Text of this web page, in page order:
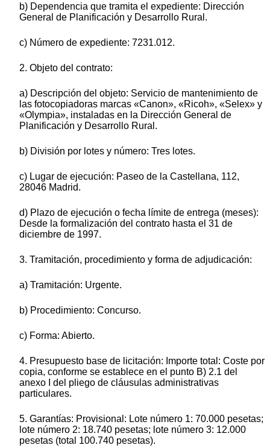
b) Dependencia que tramita el expediente: Dirección
General de Planificación y Desarrollo Rural.
c) Número de expediente: 7231.012.
2. Objeto del contrato:
a) Descripción del objeto: Servicio de mantenimiento de
las fotocopiadoras marcas «Canon», «Ricoh», «Selex» y
«Olympia», instaladas en la Dirección General de
Planificación y Desarrollo Rural.
b) División por lotes y número: Tres lotes.
c) Lugar de ejecución: Paseo de la Castellana, 112,
28046 Madrid.
d) Plazo de ejecución o fecha límite de entrega (meses):
Desde la formalización del contrato hasta el 31 de
diciembre de 1997.
3. Tramitación, procedimiento y forma de adjudicación:
a) Tramitación: Urgente.
b) Procedimiento: Concurso.
c) Forma: Abierto.
4. Presupuesto base de licitación: Importe total: Coste por
copia, conforme se establece en el punto B) 2.1 del
anexo I del pliego de cláusulas administrativas
particulares.
5. Garantías: Provisional: Lote número 1: 70.000 pesetas;
lote número 2: 18.740 pesetas; lote número 3: 12.000
pesetas (total 100.740 pesetas).